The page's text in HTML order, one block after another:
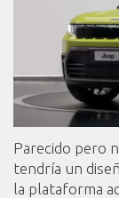
Parecido pero
tendría un
la plataforma